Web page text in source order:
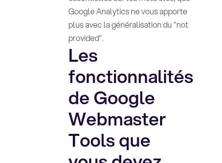
Google Analytics ne vous apporte
plus avec la généralisation du "not
provided".
Les
fonctionnalités
de Google
Webmaster
Tools que